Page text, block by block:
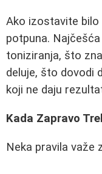
Ako izostavite bilo
potpuna.
toniziranja, što
deluje, što dovodi
koji ne daju
Kada Zapravo
Neka pravila važe